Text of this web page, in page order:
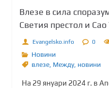
Влезе в сила
Светия престол и
Evangelsko.info 0
Новини
влезе Между, новини
На 29 януари 2024 г. в